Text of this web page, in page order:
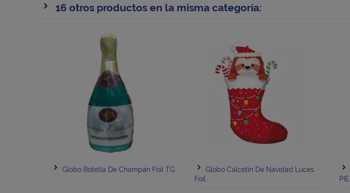
16 otros productos en la misma categoría:
Globo Botella De Champán Foil TG
Globo Calcetín De Navidad Luces
Foil
PIE